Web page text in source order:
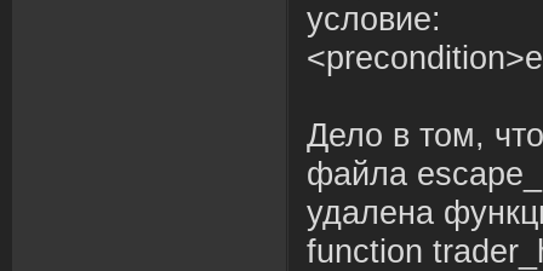
условие:
Дело в том,
файла
удалена
function